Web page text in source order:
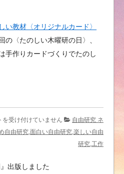
い教材〈オリジナルカード〉
の〈たのしい木曜研の日〉、
手作りカードづくりでたのし
を受け付けていません
自由研究 ネ
自由研究,面白い自由研究,楽しい自由
研究,工作
出版しました